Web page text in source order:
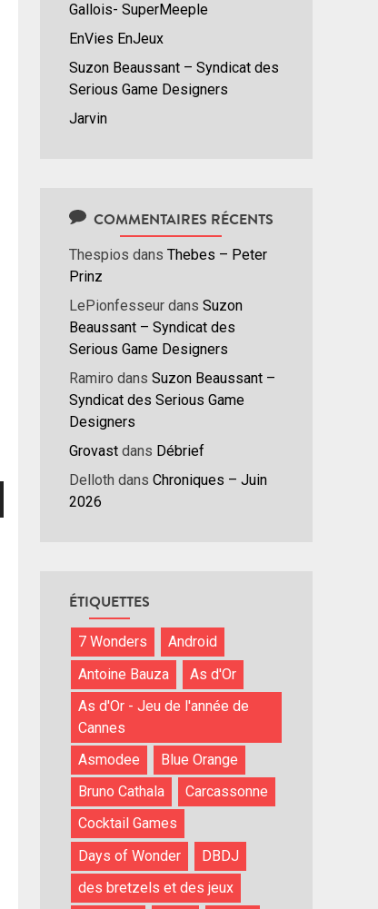
Gallois- SuperMeeple
EnVies EnJeux
Suzon Beaussant – Syndicat des
Serious Game Designers
Jarvin
COMMENTAIRES RÉCENTS
Thespios dans Thebes – Peter
Prinz
LePionfesseur dans Suzon
Beaussant – Syndicat des
Serious Game Designers
Ramiro dans Suzon Beaussant –
Syndicat des Serious Game
Designers
Grovast dans Débrief
Delloth dans Chroniques – Juin
2026
ÉTIQUETTES
7 Wonders
Android
Antoine Bauza
As d'Or
As d'Or - Jeu de l'année de
Cannes
Asmodee
Blue Orange
Bruno Cathala
Carcassonne
Cocktail Games
Days of Wonder
DBDJ
des bretzels et des jeux